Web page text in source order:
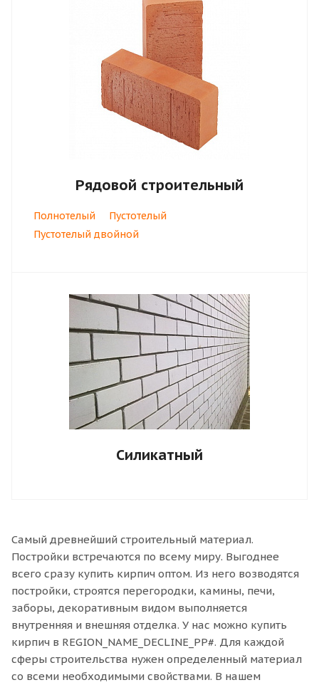
Рядовой строительный
Полнотелый
Пустотелый
Пустотелый двойной
Силикатный
Самый древнейший строительный материал.
Постройки встречаются по всему миру. Выгоднее
всего сразу купить кирпич оптом. Из него возводятся
постройки, строятся перегородки, камины, печи,
заборы, декоративным видом выполняется
внутренняя и внешняя отделка. У нас можно купить
кирпич в REGION_NAME_DECLINE_PP#. Для каждой
сферы строительства нужен определенный материал
со всеми необходимыми свойствами. В нашем